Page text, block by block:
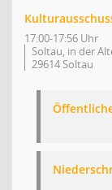
17:00-17:56 Uhr
Soltau, in der
29614 Soltau